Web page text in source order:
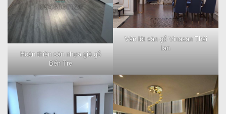
Hoàn thiện sàn nhựa giả gỗ
Bến Tre
Ván lót sàn gỗ Vinasan Thái
lan